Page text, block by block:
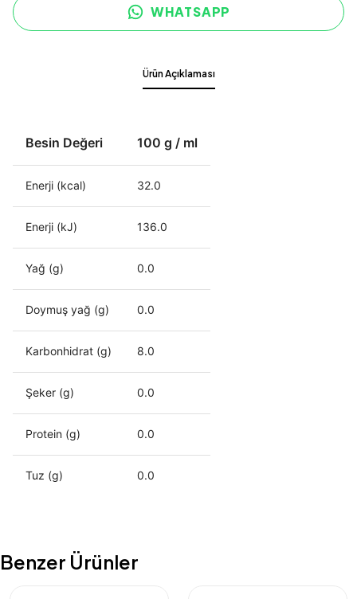
WHATSAPP
Ürün Açıklaması
Besin Değeri 100 g / ml
Enerji (kcal) 32.0
Enerji (kJ) 136.0
Yağ (g) 0.0
Doymuş yağ (g) 0.0
Karbonhidrat (g) 8.0
Şeker (g) 0.0
Protein (g) 0.0
Tuz (g) 0.0
Benzer Ürünler